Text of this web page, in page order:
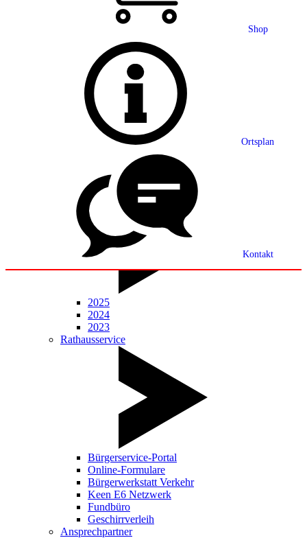
Shop
Ortsplan
Kontakt
Grußwort
Ortsplan
Partnerschaft
Statistik
Mitteilungsblatt
2025
2024
2023
Rathausservice
Bürgerservice-Portal
Online-Formulare
Bürgerwerkstatt Verkehr
Keen E6 Netzwerk
Fundbüro
Geschirrverleih
Ansprechpartner